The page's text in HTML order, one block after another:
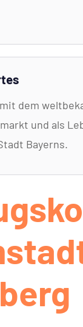
dem
und als
Bayerns.